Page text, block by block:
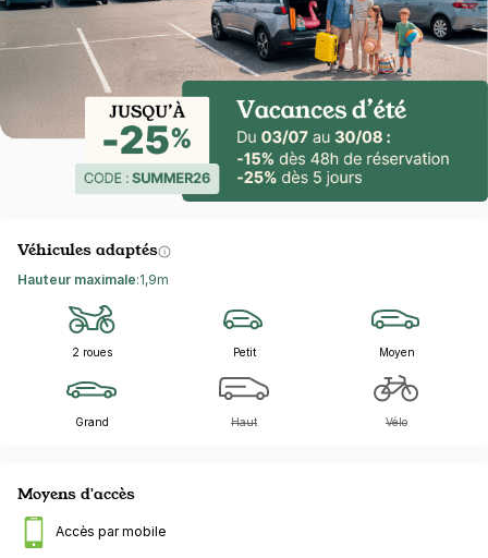
Véhicules adaptés
Hauteur maximale:1,9m
2 roues Petit Moyen
Grand Haut Vélo
Moyens d'accès
Accès par mobile